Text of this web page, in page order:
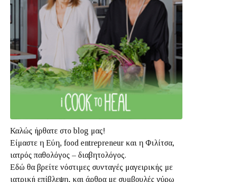
Καλώς ήρθατε στο blog μας!
Είμαστε η Εύη, food entrepreneur και η Φιλίτσα,
ιατρός παθολόγος – διαβητολόγος.
Εδώ θα βρείτε νόστιμες συνταγές μαγειρικής με
ιατρική επίβλεψη, και άρθρα με συμβουλές γύρω